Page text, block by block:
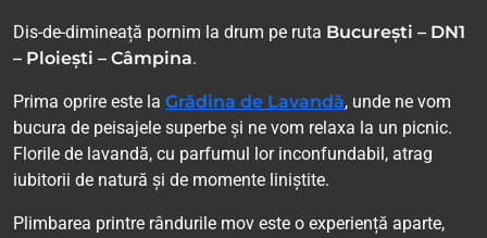
Dis-de-dimineață pornim la drum pe ruta București – DN1
– Ploiești – Câmpina.
Prima oprire este la Grădina de Lavandă, unde ne vom
bucura de peisajele superbe și ne vom relaxa la un picnic.
Florile de lavandă, cu parfumul lor inconfundabil, atrag
iubitorii de natură și de momente liniștite.
Plimbarea printre rândurile mov este o experiență aparte,